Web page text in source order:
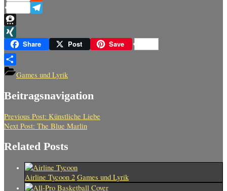
Reddit
Telegram
Threema
XINGShare Post Save
TeilenGames und Lyrik
Beitragsnavigation
Previous Post: Künstliche Liebe
Next Post: The Blue Marlin
Related Posts
Airline Tycoon 2 Games und Lyrik